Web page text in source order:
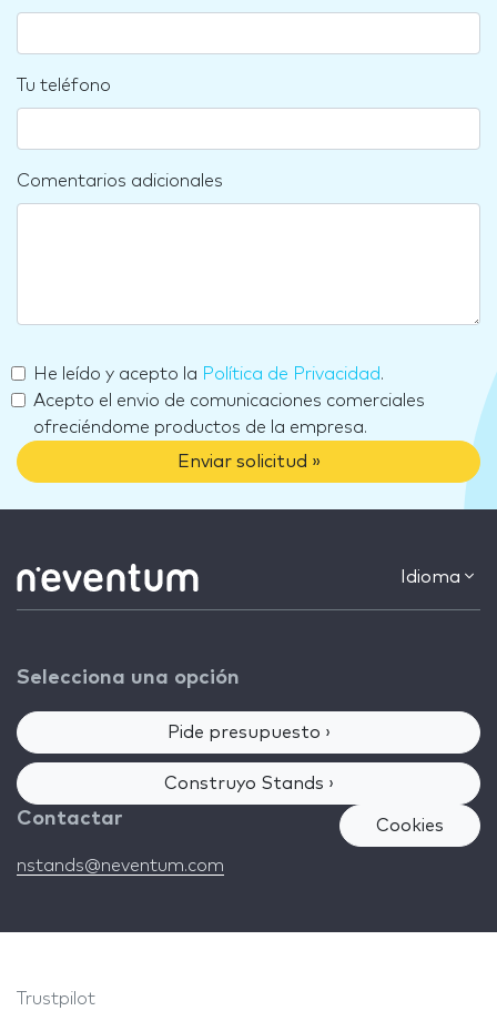
Tu teléfono
Comentarios adicionales
He leído y acepto la Política de Privacidad.
Acepto el envio de comunicaciones comerciales
ofreciéndome productos de la empresa.
Enviar solicitud »
Idioma
Selecciona una opción
Pide presupuesto ›
Construyo Stands ›
Contactar
nstands@neventum.com
Cookies
Trustpilot